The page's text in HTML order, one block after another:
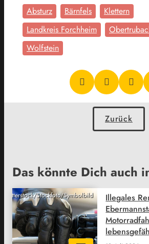
Absturz Bärnfels
Klettern
Landkreis Forchheim
Wolfstein
Zurück
Das könnte Dich auch
Shutterstock/Stockfoto/Symbolbild
Illegales